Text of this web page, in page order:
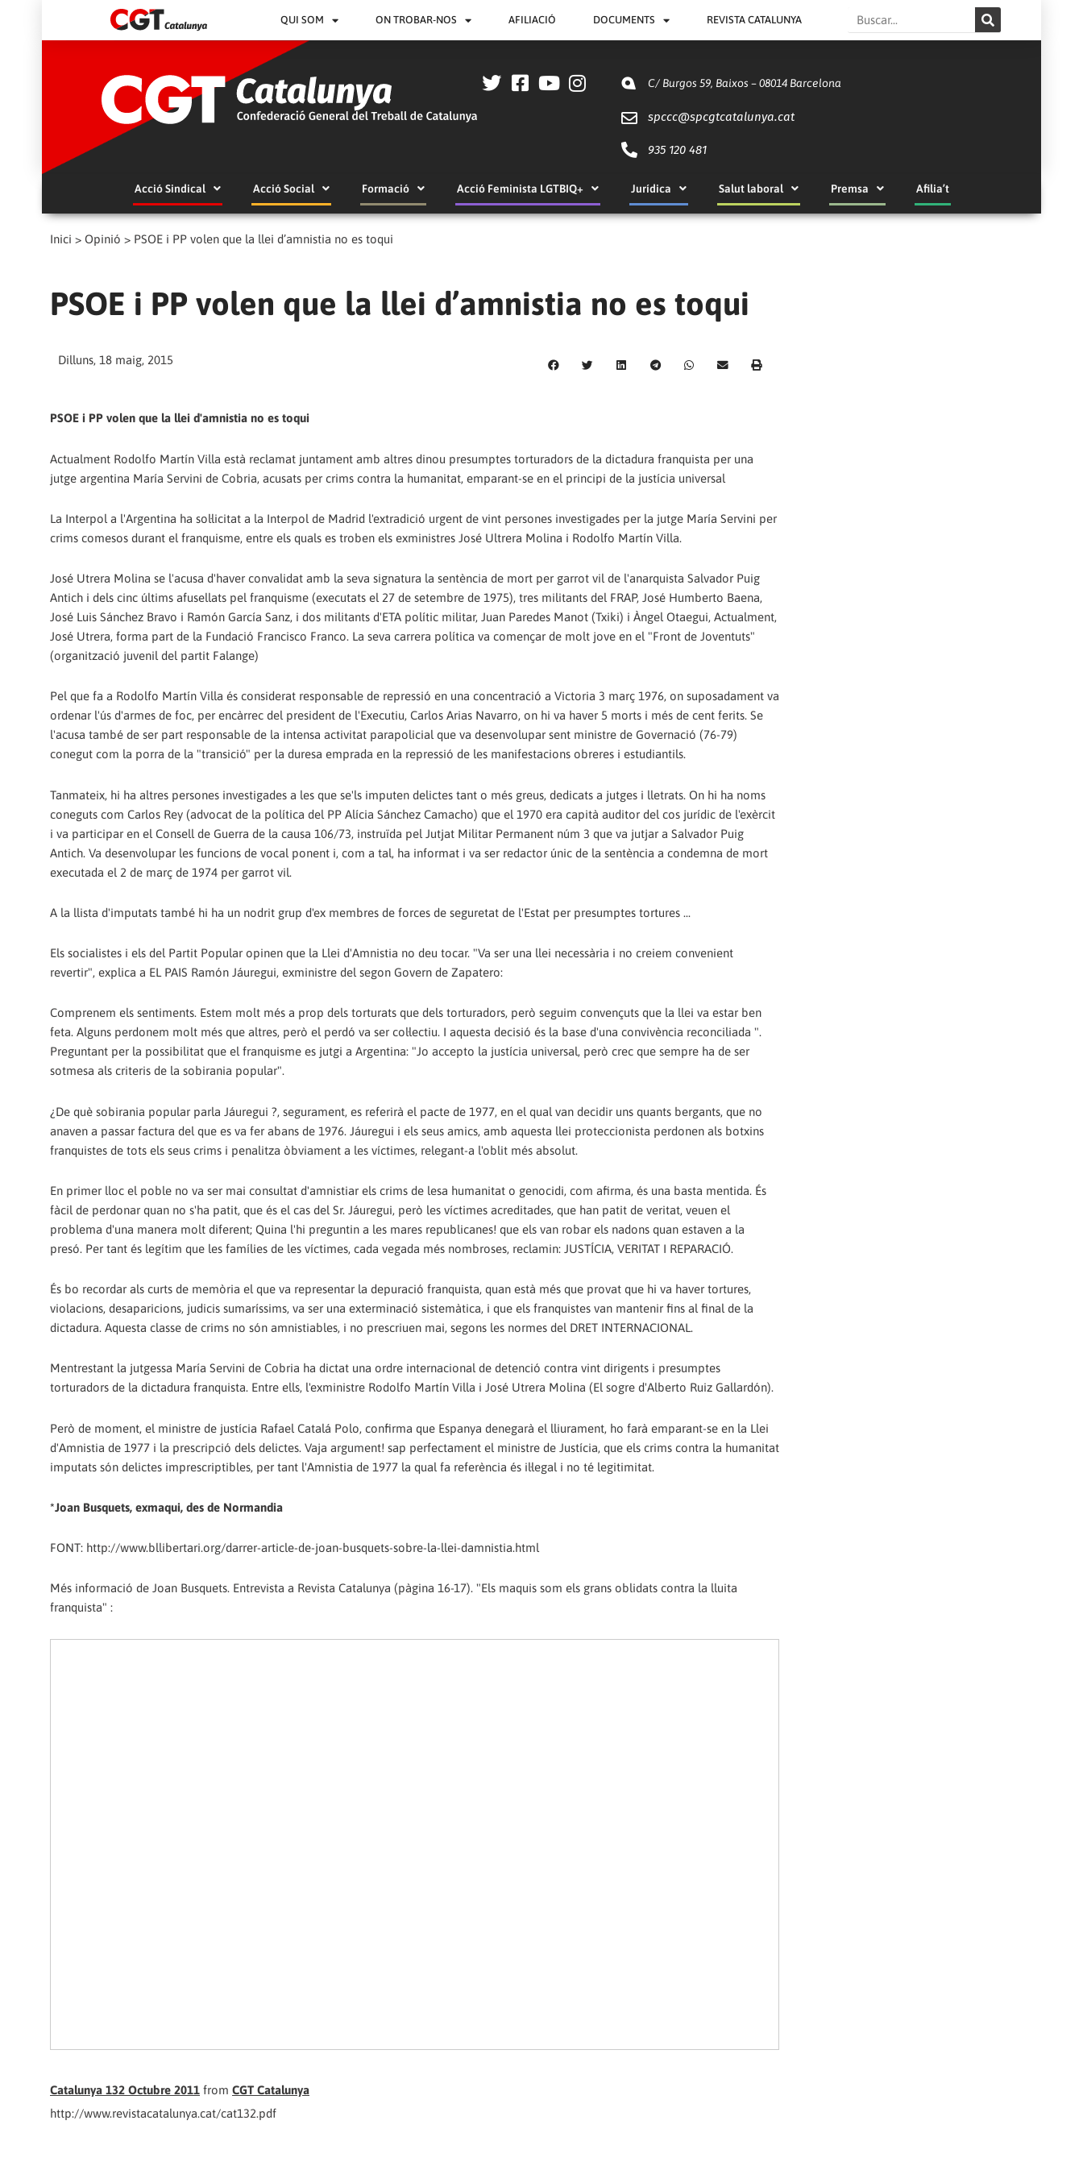
QUI SOM ON TROBAR-NOS AFILIACIÓ DOCUMENTS REVISTA CATALUNYA Search
C/ Burgos 59, Baixos – 08014 Barcelona
spccc@spcgtcatalunya.cat
935 120 481
Acció Sindical Acció Social Formació Acció Feminista LGTBIQ+ Jurídica Salut laboral Premsa Afilia’t
Inici > Opinió > PSOE i PP volen que la llei d’amnistia no es toqui
PSOE i PP volen que la llei d’amnistia no es toqui
Dilluns, 18 maig, 2015
PSOE i PP volen que la llei d'amnistia no es toqui
Actualment Rodolfo Martín Villa està reclamat juntament amb altres dinou presumptes torturadors de la dictadura franquista per una
jutge argentina María Servini de Cobria, acusats per crims contra la humanitat, emparant-se en el principi de la justícia universal
La Interpol a l'Argentina ha sol·licitat a la Interpol de Madrid l'extradició urgent de vint persones investigades per la jutge María Servini per
crims comesos durant el franquisme, entre els quals es troben els exministres José Ultrera Molina i Rodolfo Martín Villa.
José Utrera Molina se l'acusa d'haver convalidat amb la seva signatura la sentència de mort per garrot vil de l'anarquista Salvador Puig
Antich i dels cinc últims afusellats pel franquisme (executats el 27 de setembre de 1975), tres militants del FRAP, José Humberto Baena,
José Luis Sánchez Bravo i Ramón García Sanz, i dos militants d'ETA polític militar, Juan Paredes Manot (Txiki) i Àngel Otaegui, Actualment,
José Utrera, forma part de la Fundació Francisco Franco. La seva carrera política va començar de molt jove en el "Front de Joventuts"
(organització juvenil del partit Falange)
Pel que fa a Rodolfo Martín Villa és considerat responsable de repressió en una concentració a Victoria 3 març 1976, on suposadament va
ordenar l'ús d'armes de foc, per encàrrec del president de l'Executiu, Carlos Arias Navarro, on hi va haver 5 morts i més de cent ferits. Se
l'acusa també de ser part responsable de la intensa activitat parapolicial que va desenvolupar sent ministre de Governació (76-79)
conegut com la porra de la "transició" per la duresa emprada en la repressió de les manifestacions obreres i estudiantils.
Tanmateix, hi ha altres persones investigades a les que se'ls imputen delictes tant o més greus, dedicats a jutges i lletrats. On hi ha noms
coneguts com Carlos Rey (advocat de la política del PP Alícia Sánchez Camacho) que el 1970 era capità auditor del cos jurídic de l'exèrcit
i va participar en el Consell de Guerra de la causa 106/73, instruïda pel Jutjat Militar Permanent núm 3 que va jutjar a Salvador Puig
Antich. Va desenvolupar les funcions de vocal ponent i, com a tal, ha informat i va ser redactor únic de la sentència a condemna de mort
executada el 2 de març de 1974 per garrot vil.
A la llista d'imputats també hi ha un nodrit grup d'ex membres de forces de seguretat de l'Estat per presumptes tortures ...
Els socialistes i els del Partit Popular opinen que la Llei d'Amnistia no deu tocar. "Va ser una llei necessària i no creiem convenient
revertir", explica a EL PAIS Ramón Jáuregui, exministre del segon Govern de Zapatero:
Comprenem els sentiments. Estem molt més a prop dels torturats que dels torturadors, però seguim convençuts que la llei va estar ben
feta. Alguns perdonem molt més que altres, però el perdó va ser col·lectiu. I aquesta decisió és la base d'una convivència reconciliada ".
Preguntant per la possibilitat que el franquisme es jutgi a Argentina: "Jo accepto la justícia universal, però crec que sempre ha de ser
sotmesa als criteris de la sobirania popular".
¿De què sobirania popular parla Jáuregui ?, segurament, es referirà el pacte de 1977, en el qual van decidir uns quants bergants, que no
anaven a passar factura del que es va fer abans de 1976. Jáuregui i els seus amics, amb aquesta llei proteccionista perdonen als botxins
franquistes de tots els seus crims i penalitza òbviament a les víctimes, relegant-a l'oblit més absolut.
En primer lloc el poble no va ser mai consultat d'amnistiar els crims de lesa humanitat o genocidi, com afirma, és una basta mentida. És
fàcil de perdonar quan no s'ha patit, que és el cas del Sr. Jáuregui, però les víctimes acreditades, que han patit de veritat, veuen el
problema d'una manera molt diferent; Quina l'hi preguntin a les mares republicanes! que els van robar els nadons quan estaven a la
presó. Per tant és legítim que les famílies de les víctimes, cada vegada més nombroses, reclamin: JUSTÍCIA, VERITAT I REPARACIÓ.
És bo recordar als curts de memòria el que va representar la depuració franquista, quan està més que provat que hi va haver tortures,
violacions, desaparicions, judicis sumaríssims, va ser una exterminació sistemàtica, i que els franquistes van mantenir fins al final de la
dictadura. Aquesta classe de crims no són amnistiables, i no prescriuen mai, segons les normes del DRET INTERNACIONAL.
Mentrestant la jutgessa María Servini de Cobria ha dictat una ordre internacional de detenció contra vint dirigents i presumptes
torturadors de la dictadura franquista. Entre ells, l'exministre Rodolfo Martín Villa i José Utrera Molina (El sogre d'Alberto Ruiz Gallardón).
Però de moment, el ministre de justícia Rafael Catalá Polo, confirma que Espanya denegarà el lliurament, ho farà emparant-se en la Llei
d'Amnistia de 1977 i la prescripció dels delictes. Vaja argument! sap perfectament el ministre de Justícia, que els crims contra la humanitat
imputats són delictes imprescriptibles, per tant l'Amnistia de 1977 la qual fa referència és il·legal i no té legitimitat.
*Joan Busquets, exmaqui, des de Normandia
FONT: http://www.bllibertari.org/darrer-article-de-joan-busquets-sobre-la-llei-damnistia.html
Més informació de Joan Busquets. Entrevista a Revista Catalunya (pàgina 16-17). "Els maquis som els grans oblidats contra la lluita
franquista" :
Catalunya 132 Octubre 2011 from CGT Catalunya
http://www.revistacatalunya.cat/cat132.pdf